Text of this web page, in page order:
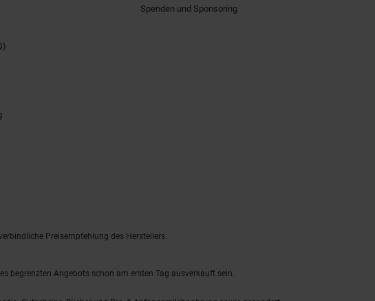
Spenden und Sponsoring
Preisempfehlung des Herstellers.
begrenzten Angebots schon am ersten Tag ausverkauft sein.